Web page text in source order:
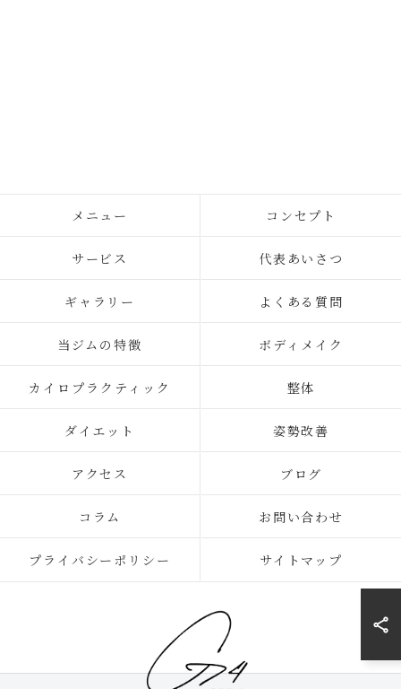
メニュー コンセプト
サービス 代表あいさつ
ギャラリー よくある質問
当ジムの特徴 ボディメイク
カイロプラクティック 整体
ダイエット 姿勢改善
アクセス ブログ
コラム お問い合わせ
プライバシーポリシー サイトマップ